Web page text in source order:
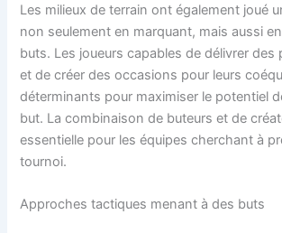
Les milieux de terrain ont également joué
non seulement en marquant, mais aussi
buts. Les joueurs capables de délivrer des
et de créer des occasions pour leurs
déterminants pour maximiser le potentiel
but. La combinaison de buteurs et de
essentielle pour les équipes cherchant à
tournoi.
Approches tactiques menant à des buts